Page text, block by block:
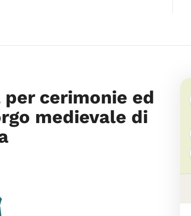
cerimonie ed
medievale di